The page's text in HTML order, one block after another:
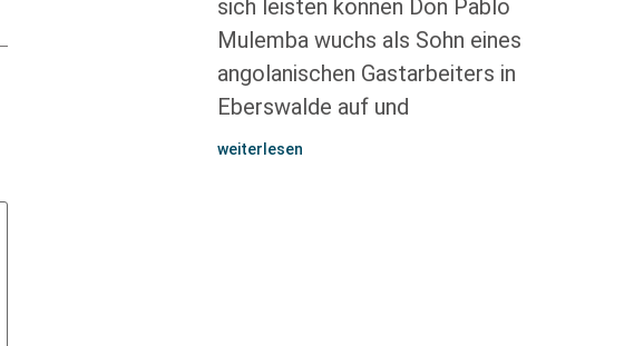
sich leisten können Don Pablo
Mulemba wuchs als Sohn eines
angolanischen Gastarbeiters in
Eberswalde auf und
weiterlesen